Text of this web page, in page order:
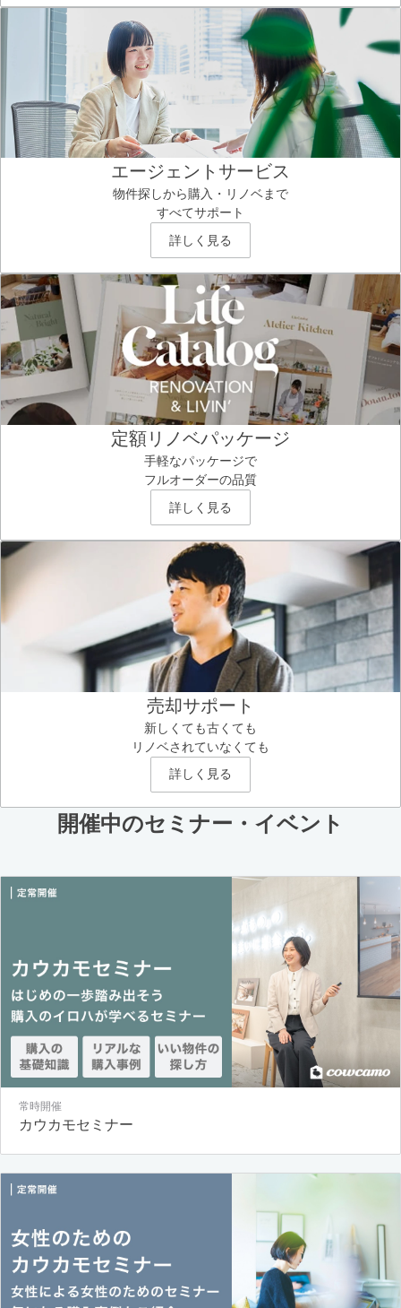
エージェントサービス
物件探しから購入・リノベまで
すべてサポート
詳しく見る
定額リノベパッケージ
手軽なパッケージで
フルオーダーの品質
詳しく見る
売却サポート
新しくても古くても
リノベされていなくても
詳しく見る
開催中のセミナー・イベント
常時開催
カウカモセミナー